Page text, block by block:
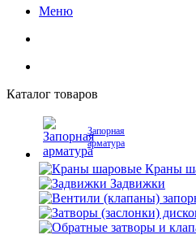
Меню
Каталог товаров
Запорная
арматура
Краны
Задвижки